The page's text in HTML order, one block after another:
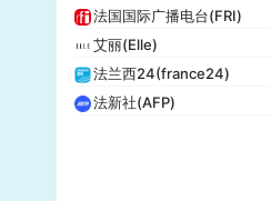
法国国际广播电台(FRI)
艾丽(Elle)
法兰西24(france24)
法新社(AFP)